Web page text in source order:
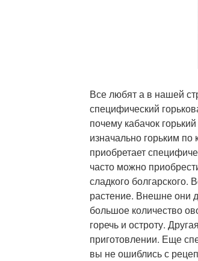
Все любят а в нашей
специфический
почему кабачок
изначально горьким
приобретает
часто можно
сладкого болгарского.
растение. Внешне они
большое количество
горечь и остроту.
приготовлении. Еще
вы не ошиблись с